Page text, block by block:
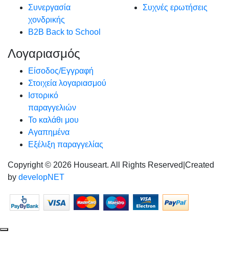
Συνεργασία
χονδρικής
B2B Back to School
Συχνές ερωτήσεις
Λογαριασμός
Είσοδος/Εγγραφή
Στοιχεία λογαριασμού
Ιστορικό
παραγγελιών
Το καλάθι μου
Αγαπημένα
Εξέλιξη παραγγελίας
Copyright © 2026 Houseart. All Rights Reserved Created
by developNET